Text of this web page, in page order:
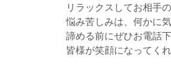
リラックスしてお相手
悩み苦しみは、何かに
諦める前にぜひお電話下
皆様が笑顔になってく